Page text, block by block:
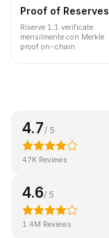
Proof of Reserves
Riserve 1:1 verificate
mensilmente con Merkle
proof on-chain.
4.7 / 5
47K Reviews
4.6/ 5
1.4M Reviews